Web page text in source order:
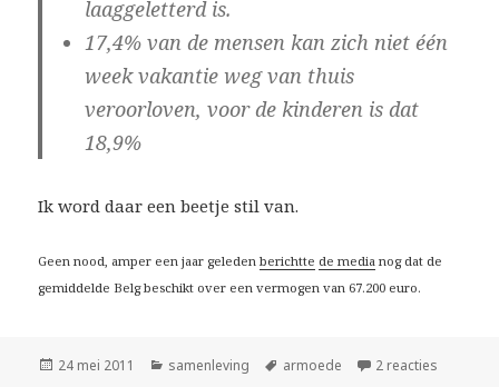
laaggeletterd is.
17,4% van de mensen kan zich niet één
week vakantie weg van thuis
veroorloven, voor de kinderen is dat
18,9%
Ik word daar een beetje stil van.
Geen nood, amper een jaar geledenberichtte de media nog dat de
gemiddelde Belg beschikt over een vermogen van 67.200 euro.
Geplaatst
24 mei 2011 Categorieën
samenleving Tags
armoede 2 reacties